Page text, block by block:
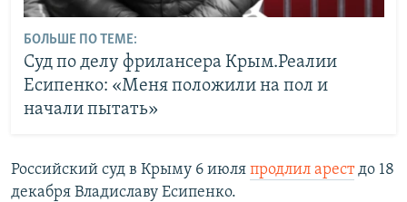
БОЛЬШЕ ПО ТЕМЕ:
Суд по делу фрилансера Крым.Реалии
Есипенко: «Меня положили на пол и
начали пытать»
Российский суд в Крыму 6 июля продлил арестдо 18
декабря Владиславу Есипенко.